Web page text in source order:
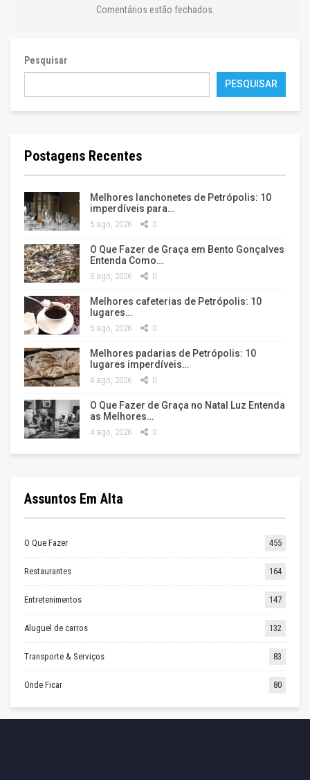
Comentários estão fechados.
Pesquisar
PESQUISAR
Postagens Recentes
Melhores lanchonetes de Petrópolis: 10
imperdíveis para…
5 ago, 2026 0
O Que Fazer de Graça em Bento Gonçalves
Entenda Como…
5 ago, 2026 0
Melhores cafeterias de Petrópolis: 10
lugares…
5 ago, 2026 0
Melhores padarias de Petrópolis: 10
lugares imperdíveis…
4 ago, 2026 0
O Que Fazer de Graça no Natal Luz Entenda
as Melhores…
4 ago, 2026 0
Assuntos Em Alta
O Que Fazer 455
Restaurantes 164
Entretenimentos 147
Aluguel de carros 132
Transporte & Serviços 83
Onde Ficar 80